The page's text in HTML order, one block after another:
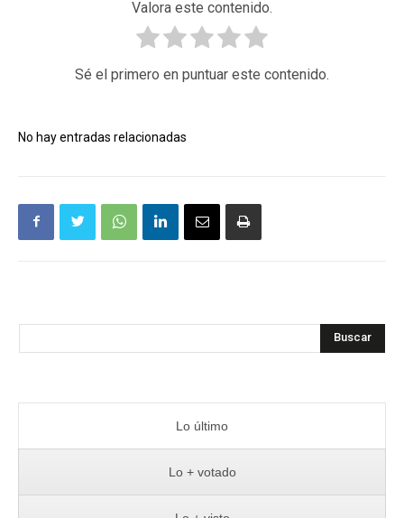
Valora este contenido.
Sé el primero en puntuar este contenido.
No hay entradas relacionadas
Buscar
Lo último
Lo + votado